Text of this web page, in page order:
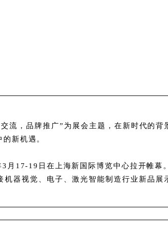
，品牌推广”为展会主题，在新时代的背
新机遇。
月17-19日在上海新国际博览中心拉开帷幕
器视觉、电子、激光智能制造行业新品展